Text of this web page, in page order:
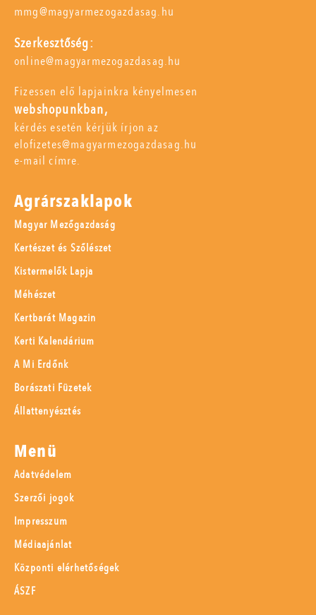
mmg@magyarmezogazdasag.hu
Szerkesztőség:
online@magyarmezogazdasag.hu
Fizessen elő lapjainkra kényelmesen
webshopunkban,
kérdés esetén kérjük írjon az
elofizetes@magyarmezogazdasag.hu
e-mail címre.
Agrárszaklapok
Magyar Mezőgazdaság
Kertészet és Szőlészet
Kistermelők Lapja
Méhészet
Kertbarát Magazin
Kerti Kalendárium
A Mi Erdőnk
Borászati Füzetek
Állattenyésztés
Menü
Adatvédelem
Szerzői jogok
Impresszum
Médiaajánlat
Központi elérhetőségek
ÁSZF